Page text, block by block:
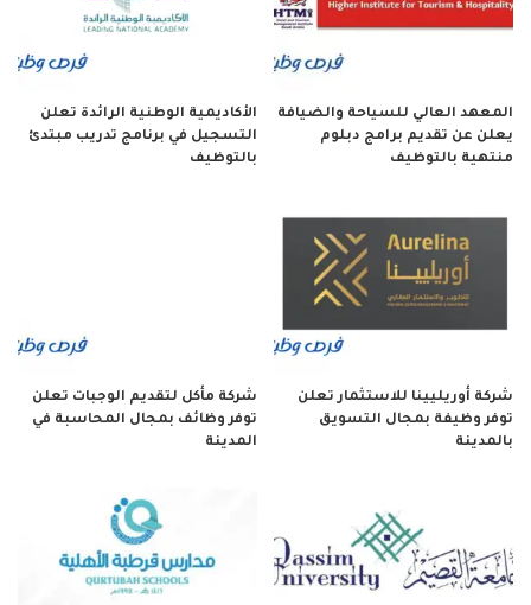
المعهد العالي للسياحة والضيافة
يعلن عن تقديم برامج دبلوم
منتهية بالتوظيف
الأكاديمية الوطنية الرائدة تعلن
التسجيل في برنامج تدريب مبتدئ
بالتوظيف
شركة أوريليينا للاستثمار تعلن
توفر وظيفة بمجال التسويق
بالمدينة
شركة مأكل لتقديم الوجبات تعلن
توفر وظائف بمجال المحاسبة في
المدينة